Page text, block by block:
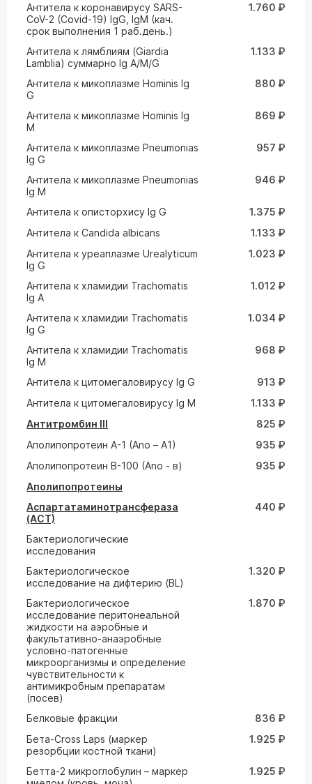
Антитела к коронавирусу SARS-
CoV-2 (Covid-19) IgG, IgM (кач.
срок выполнения 1 раб.день.)
1.760 ₽
Антитела к лямблиям (Giardia
Lamblia) суммарно Ig A/M/G
1.133 ₽
Антитела к микоплазме Hominis Ig
G
880 ₽
Антитела к микоплазме Hominis Ig
M
869 ₽
Антитела к микоплазме Pneumonias
Ig G
957 ₽
Антитела к микоплазме Pneumonias
Ig M
946 ₽
Антитела к описторхису Ig G
1.375 ₽
Антитела к Сandida albicans
1.133 ₽
Антитела к уреаплазме Urealyticum
Ig G
1.023 ₽
Антитела к хламидии Trachomatis
Ig A
1.012 ₽
Антитела к хламидии Trachomatis
Ig G
1.034 ₽
Антитела к хламидии Trachomatis
Ig M
968 ₽
Антитела к цитомегаловирусу Ig G
913 ₽
Антитела к цитомегаловирусу Ig M
1.133 ₽
Антитромбин III
825 ₽
Аполипопротеин A-1 (Ano – A1)
935 ₽
Аполипопротеин В-100 (Ano - в)
935 ₽
Аполипопротеины
Аспартатаминотрансфераза
(АСТ)
440 ₽
Бактериологические
исследования
Бактериологическое
исследование на дифтерию (ВL)
1.320 ₽
Бактериологическое
исследование перитонеальной
жидкости на аэробные и
факультативно-анаэробные
условно-патогенные
микроорганизмы и определение
чувствительности к
антимикробным препаратам
(посев)
1.870 ₽
Белковые фракции
836 ₽
Бета-Cross Laps (маркер
резорбции костной ткани)
1.925 ₽
Бетта-2 микроглобулин – маркер
1.925 ₽